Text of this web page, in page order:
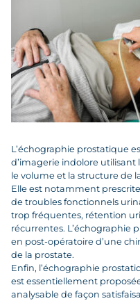
L’échographie prostatique
d’imagerie indolore utilisant
le volume et la structure de
Elle est notamment
de troubles fonctionnels
trop fréquentes, rétention
récurrentes. L’échographie
en post-opératoire d’une
de la prostate.
Enfin, l’échographie
est essentiellement
analysable de façon